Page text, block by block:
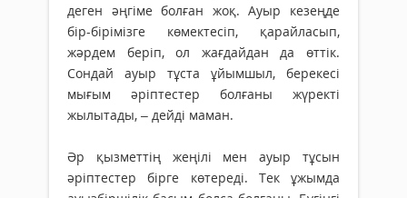
деген әңгіме болған жоқ. Ауыр кезеңде
бір-бірімізге көмектесіп, қарайласып,
жәрдем беріп, ол жағдайдан да өттік.
Сондай ауыр тұста ұйымшыл, берекесі
мығым әріптестер болғаны жүректі
жылытады, – дейді маман.
Әр қызметтің жеңілі мен ауыр тұсын
әріптестер бірге көтереді. Тек ұжымда